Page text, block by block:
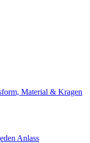
Material & Kragen
Anlass